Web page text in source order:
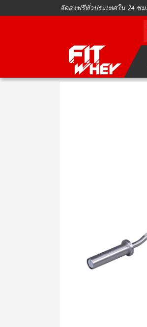
จัดส่งฟรีทั่วประเทศใน 24 ชม.